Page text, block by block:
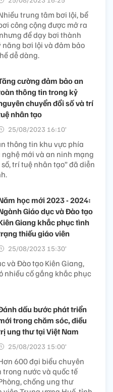
trung tâm bơi lội, bể
công cộng được mở ra
để dạy bơi thành
bơi lội và đảm bảo
dễ dàng.
cường đảm bảo an
thông tin trong kỷ
chuyển đổi số và trí
nhân tạo
25/08/2023 16:10’
thông tin khu vực phía
mới và an ninh mạng
trí tuệ nhân tạo” đã diễn
học mới 2023 - 2024:
Giáo dục và Đào tạo
Giang khắc phục tình
thiếu giáo viên
25/08/2023 15:30’
và Đào tạo Kiên Giang,
nhiều cố gắng khắc phục
dấu bước phát triển
trong chăm sóc, điều
ung thư tại Việt Nam
25/08/2023 15:00’
600 đại biểu chuyên
trong nước và quốc tế
chống ung thư